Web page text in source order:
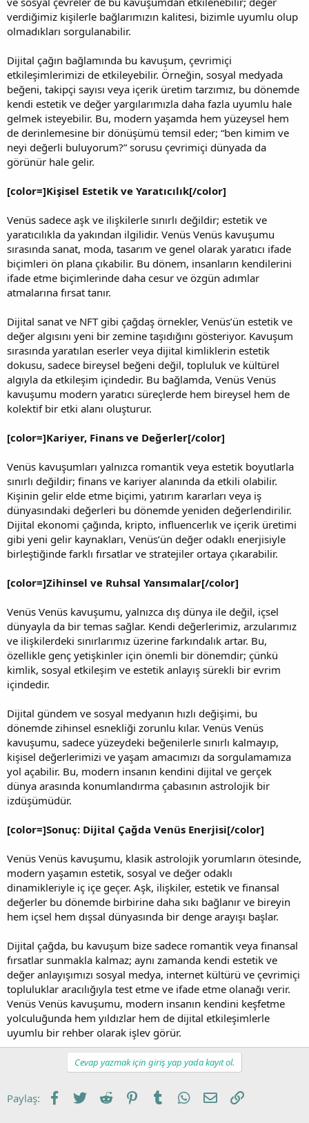
verdiğimiz kişilerle bağlarımızın kalitesi, bizimle uyumlu olup
olmadıkları sorgulanabilir.
Dijital çağın bağlamında bu kavuşum, çevrimiçi
etkileşimlerimizi de etkileyebilir. Örneğin, sosyal medyada
beğeni, takipçi sayısı veya içerik üretim tarzımız, bu dönemde
kendi estetik ve değer yargılarımızla daha fazla uyumlu hale
gelmek isteyebilir. Bu, modern yaşamda hem yüzeysel hem
de derinlemesine bir dönüşümü temsil eder; “ben kimim ve
neyi değerli buluyorum?” sorusu çevrimiçi dünyada da
görünür hale gelir.
[color=]Kişisel Estetik ve Yaratıcılık[/color]
Venüs sadece aşk ve ilişkilerle sınırlı değildir; estetik ve
yaratıcılıkla da yakından ilgilidir. Venüs Venüs kavuşumu
sırasında sanat, moda, tasarım ve genel olarak yaratıcı ifade
biçimleri ön plana çıkabilir. Bu dönem, insanların kendilerini
ifade etme biçimlerinde daha cesur ve özgün adımlar
atmalarına fırsat tanır.
Dijital sanat ve NFT gibi çağdaş örnekler, Venüs’ün estetik ve
değer algısını yeni bir zemine taşıdığını gösteriyor. Kavuşum
sırasında yaratılan eserler veya dijital kimliklerin estetik
dokusu, sadece bireysel beğeni değil, topluluk ve kültürel
algıyla da etkileşim içindedir. Bu bağlamda, Venüs Venüs
kavuşumu modern yaratıcı süreçlerde hem bireysel hem de
kolektif bir etki alanı oluşturur.
[color=]Kariyer, Finans ve Değerler[/color]
Venüs kavuşumları yalnızca romantik veya estetik boyutlarla
sınırlı değildir; finans ve kariyer alanında da etkili olabilir.
Kişinin gelir elde etme biçimi, yatırım kararları veya iş
dünyasındaki değerleri bu dönemde yeniden değerlendirilir.
Dijital ekonomi çağında, kripto, influencerlık ve içerik üretimi
gibi yeni gelir kaynakları, Venüs’ün değer odaklı enerjisiyle
birleştiğinde farklı fırsatlar ve stratejiler ortaya çıkarabilir.
[color=]Zihinsel ve Ruhsal Yansımalar[/color]
Venüs Venüs kavuşumu, yalnızca dış dünya ile değil, içsel
dünyayla da bir temas sağlar. Kendi değerlerimiz, arzularımız
ve ilişkilerdeki sınırlarımız üzerine farkındalık artar. Bu,
özellikle genç yetişkinler için önemli bir dönemdir; çünkü
kimlik, sosyal etkileşim ve estetik anlayış sürekli bir evrim
içindedir.
Dijital gündem ve sosyal medyanın hızlı değişimi, bu
dönemde zihinsel esnekliği zorunlu kılar. Venüs Venüs
kavuşumu, sadece yüzeydeki beğenilerle sınırlı kalmayıp,
kişisel değerlerimizi ve yaşam amacımızı da sorgulamamıza
yol açabilir. Bu, modern insanın kendini dijital ve gerçek
dünya arasında konumlandırma çabasının astrolojik bir
izdüşümüdür.
[color=]Sonuç: Dijital Çağda Venüs Enerjisi[/color]
Venüs Venüs kavuşumu, klasik astrolojik yorumların ötesinde,
modern yaşamın estetik, sosyal ve değer odaklı
dinamikleriyle iç içe geçer. Aşk, ilişkiler, estetik ve finansal
değerler bu dönemde birbirine daha sıkı bağlanır ve bireyin
hem içsel hem dışsal dünyasında bir denge arayışı başlar.
Dijital çağda, bu kavuşum bize sadece romantik veya finansal
fırsatlar sunmakla kalmaz; aynı zamanda kendi estetik ve
değer anlayışımızı sosyal medya, internet kültürü ve çevrimiçi
topluluklar aracılığıyla test etme ve ifade etme olanağı verir.
Venüs Venüs kavuşumu, modern insanın kendini keşfetme
yolculuğunda hem yıldızlar hem de dijital etkileşimlerle
uyumlu bir rehber olarak işlev görür.
Cevap yazmak için giriş yap yada kayıt ol.
Paylaş: Facebook
TwitterReddit PinterestTumblrWhatsApp
E-postaLink